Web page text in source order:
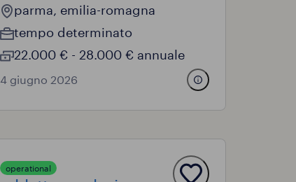
parma, emilia-romagna
tempo determinato
22.000 € - 28.000 € annuale
4 giugno 2026
operational